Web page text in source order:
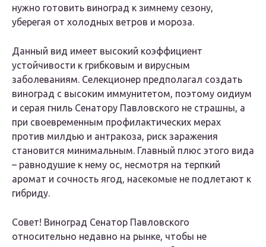
нужно готовить виноград к зимнему сезону,
уберегая от холодных ветров и мороза.
Данный вид имеет высокий коэффициент
устойчивости к грибковым и вирусным
заболеваниям. Селекционер предполагал создать
виноград с высоким иммунитетом, поэтому оидиум
и серая гниль Сенатору Павловского не страшны, а
при своевременным профилактических мерах
против милдью и антракоза, риск заражения
становится минимальным. Главный плюс этого вида
– равнодушие к нему ос, несмотря на терпкий
аромат и сочность ягод, насекомые не подлетают к
гибриду.
Совет! Виноград Сенатор Павловского
относительно недавно на рынке, чтобы не